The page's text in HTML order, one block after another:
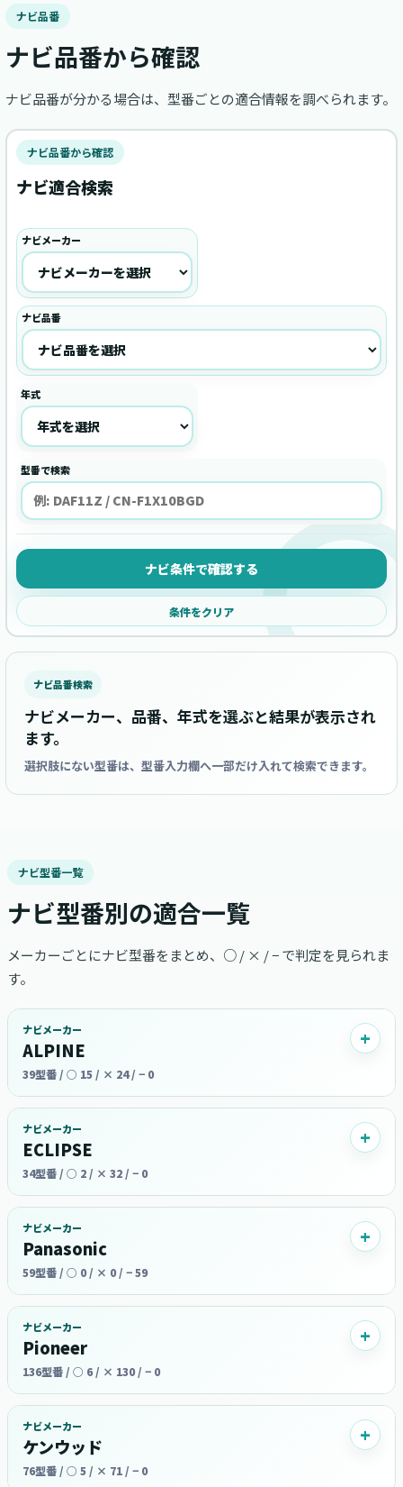
ナビ品番
ナビ品番から確認
ナビ品番が分かる場合は、型番ごとの適合情報を調べられます。
ナビ品番から確認
ナビ適合検索
ナビメーカー
ナビ品番
年式
型番で検索
ナビ条件で確認する
条件をクリア
ナビ品番検索
ナビメーカー、品番、年式を選ぶと結果が表示され
ます。
選択肢にない型番は、型番入力欄へ一部だけ入れて検索できます。
ナビ型番一覧
ナビ型番別の適合一覧
メーカーごとにナビ型番をまとめ、○ / × / − で判定を見られま
す。
ナビメーカー
ALPINE
39型番 / ○ 15 / × 24 / − 0
ナビメーカー
ECLIPSE
34型番 / ○ 2 / × 32 / − 0
ナビメーカー
Panasonic
59型番 / ○ 0 / × 0 / − 59
ナビメーカー
Pioneer
136型番 / ○ 6 / × 130 / − 0
ナビメーカー
ケンウッド
76型番 / ○ 5 / × 71 / − 0